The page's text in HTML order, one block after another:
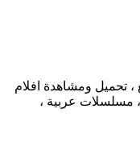
، تحميل ومشاهدة افلام
، مسلسلات عربية ،